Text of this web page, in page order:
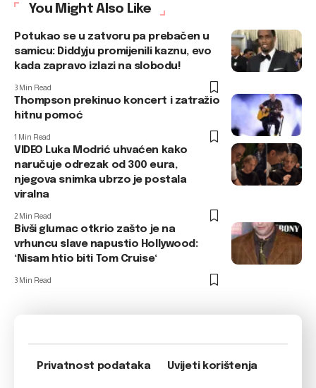
You Might Also Like
Potukao se u zatvoru pa prebačen u
samicu: Diddyju promijenili kaznu, evo
kada zapravo izlazi na slobodu!
3 Min Read
Thompson prekinuo koncert i zatražio
hitnu pomoć
1 Min Read
VIDEO Luka Modrić uhvaćen kako
naručuje odrezak od 300 eura,
njegova snimka ubrzo je postala
viralna
2 Min Read
Bivši glumac otkrio zašto je na
vrhuncu slave napustio Hollywood:
‘Nisam htio biti Tom Cruise‘
3 Min Read
Privatnost podataka Uvijeti korištenja